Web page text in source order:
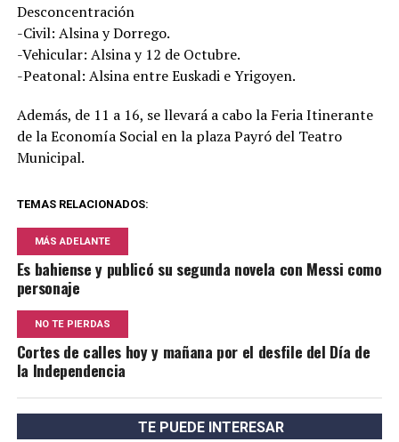
Desconcentración
-Civil: Alsina y Dorrego.
-Vehicular: Alsina y 12 de Octubre.
-Peatonal: Alsina entre Euskadi e Yrigoyen.
Además, de 11 a 16, se llevará a cabo la Feria Itinerante
de la Economía Social en la plaza Payró del Teatro
Municipal.
TEMAS RELACIONADOS:
MÁS ADELANTE
Es bahiense y publicó su segunda novela con Messi como
personaje
NO TE PIERDAS
Cortes de calles hoy y mañana por el desfile del Día de
la Independencia
TE PUEDE INTERESAR